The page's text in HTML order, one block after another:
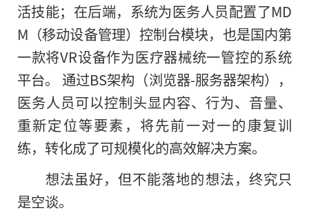
活技能；在后端，系统为医务人员配置了MD
M（移动设备管理）控制台模块，也是国内第
一款将VR设备作为医疗器械统一管控的系统
平台。 通过BS架构（浏览器-服务器架构），
医务人员可以控制头显内容、行为、音量、
重新定位等要素，将先前一对一的康复训
练，转化成了可规模化的高效解决方案。
想法虽好，但不能落地的想法，终究只
是空谈。